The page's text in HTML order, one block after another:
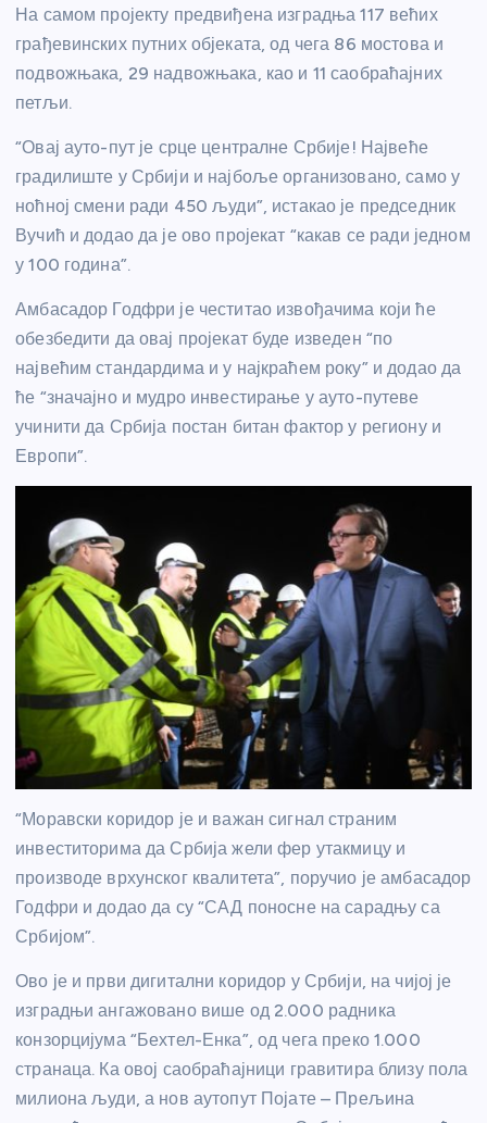
На самом пројекту предвиђена изградња 117 већих
грађевинских путних објеката, од чега 86 мостова и
подвожњака, 29 надвожњака, као и 11 саобраћајних
петљи.
“Овај ауто-пут је срце централне Србије! Највеће
градилиште у Србији и најбоље организовано, само у
ноћној смени ради 450 људи”, истакао је председник
Вучић и додао да је ово пројекат “какав се ради једном
у 100 година”.
Амбасадор Годфри је честитао извођачима који ће
обезбедити да овај пројекат буде изведен “по
највећим стандардима и у најкраћем року” и додао да
ће “значајно и мудро инвестирање у ауто-путеве
учинити да Србија постан битан фактор у региону и
Европи”.
“Моравски коридор је и важан сигнал страним
инвеститорима да Србија жели фер утакмицу и
производе врхунског квалитета”, поручио је амбасадор
Годфри и додао да су “САД поносне на сарадњу са
Србијом”.
Ово је и први дигитални коридор у Србији, на чијој је
изградњи ангажовано више од 2.000 радника
конзорцијума “Бехтел-Енка”, од чега преко 1.000
странаца. Ка овој саобраћајници гравитира близу пола
милиона људи, а нов аутопут Појате – Прељина